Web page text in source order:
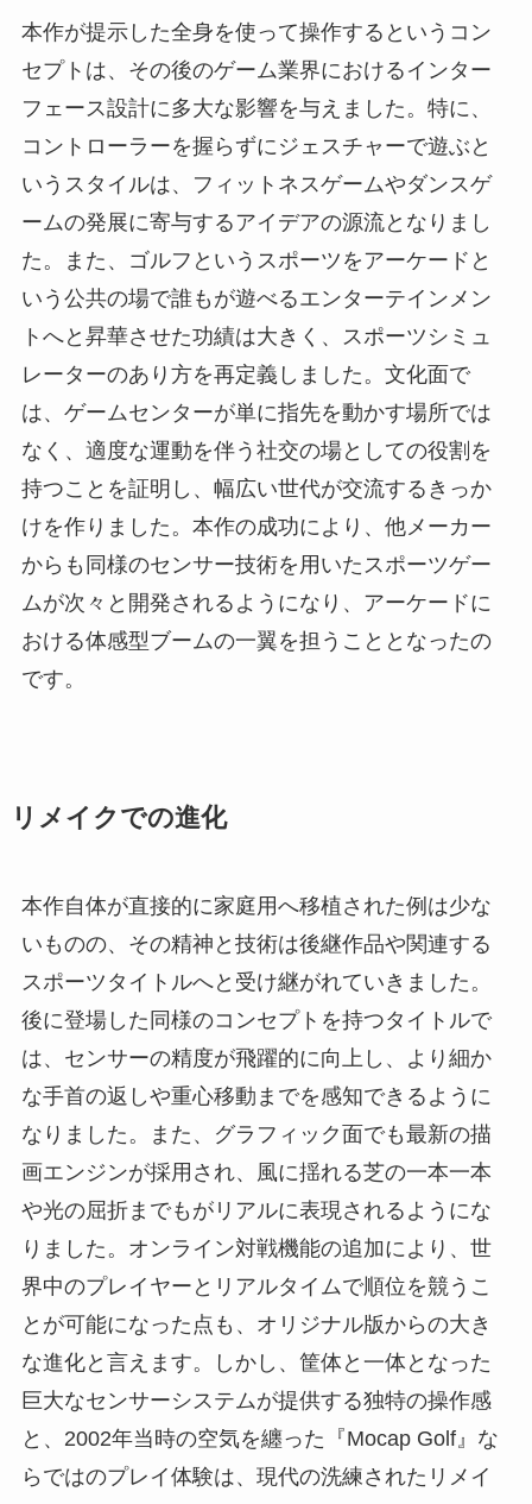
本作が提示した全身を使って操作するというコン
セプトは、その後のゲーム業界におけるインター
フェース設計に多大な影響を与えました。特に、
コントローラーを握らずにジェスチャーで遊ぶと
いうスタイルは、フィットネスゲームやダンスゲ
ームの発展に寄与するアイデアの源流となりまし
た。また、ゴルフというスポーツをアーケードと
いう公共の場で誰もが遊べるエンターテインメン
トへと昇華させた功績は大きく、スポーツシミュ
レーターのあり方を再定義しました。文化面で
は、ゲームセンターが単に指先を動かす場所では
なく、適度な運動を伴う社交の場としての役割を
持つことを証明し、幅広い世代が交流するきっか
けを作りました。本作の成功により、他メーカー
からも同様のセンサー技術を用いたスポーツゲー
ムが次々と開発されるようになり、アーケードに
おける体感型ブームの一翼を担うこととなったの
です。
リメイクでの進化
本作自体が直接的に家庭用へ移植された例は少な
いものの、その精神と技術は後継作品や関連する
スポーツタイトルへと受け継がれていきました。
後に登場した同様のコンセプトを持つタイトルで
は、センサーの精度が飛躍的に向上し、より細か
な手首の返しや重心移動までを感知できるように
なりました。また、グラフィック面でも最新の描
画エンジンが採用され、風に揺れる芝の一本一本
や光の屈折までもがリアルに表現されるようにな
りました。オンライン対戦機能の追加により、世
界中のプレイヤーとリアルタイムで順位を競うこ
とが可能になった点も、オリジナル版からの大き
な進化と言えます。しかし、筐体と一体となった
巨大なセンサーシステムが提供する独特の操作感
と、2002年当時の空気を纏った『Mocap Golf』な
らではのプレイ体験は、現代の洗練されたリメイ